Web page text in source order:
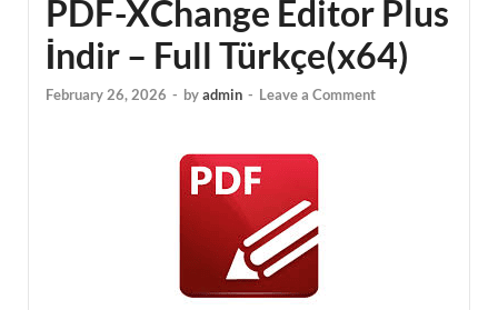
PDF-XChange Editor Plus
İndir – Full Türkçe(x64)
February 26, 2026 - byadmin - Leave a Comment